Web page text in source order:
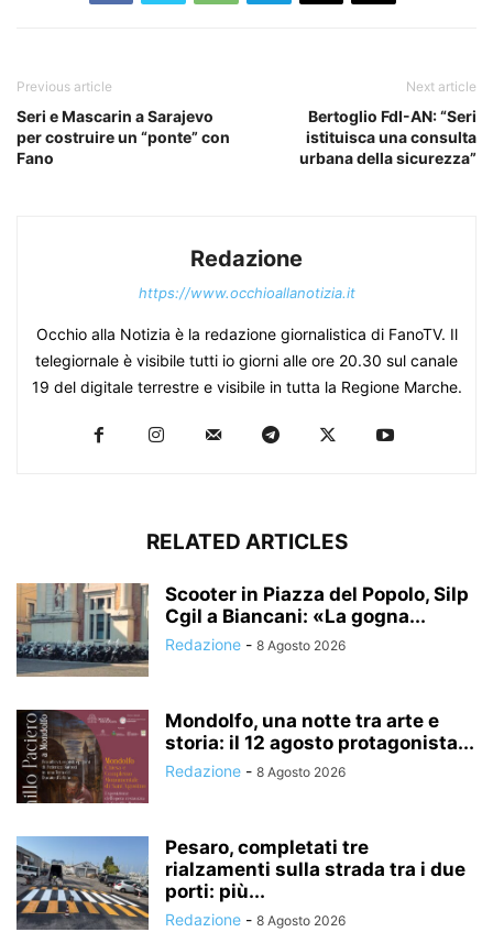
Previous article
Seri e Mascarin a Sarajevo
per costruire un “ponte” con
Fano
Next article
Bertoglio FdI-AN: “Seri
istituisca una consulta
urbana della sicurezza”
Redazione
https://www.occhioallanotizia.it
Occhio alla Notizia è la redazione giornalistica di FanoTV. Il
telegiornale è visibile tutti io giorni alle ore 20.30 sul canale
19 del digitale terrestre e visibile in tutta la Regione Marche.
RELATED ARTICLES
Scooter in Piazza del Popolo, Silp
Cgil a Biancani: «La gogna...
Redazione - 8 Agosto 2026
Mondolfo, una notte tra arte e
storia: il 12 agosto protagonista...
Redazione - 8 Agosto 2026
Pesaro, completati tre
rialzamenti sulla strada tra i due
porti: più...
Redazione - 8 Agosto 2026